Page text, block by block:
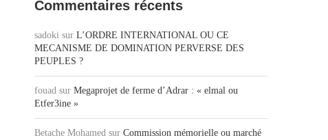
Commentaires récents
sadoki sur L’ORDRE INTERNATIONAL OU CE
MECANISME DE DOMINATION PERVERSE DES
PEUPLES ?
fouad sur Megaprojet de ferme d’Adrar : « elmal ou
Etfer3ine »
Betache Mohamed sur Commission mémorielle ou marché